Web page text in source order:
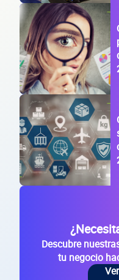
Descubre
tu negocio
Código Postal
Dirección de la
Núm. Ext./Int.
+63